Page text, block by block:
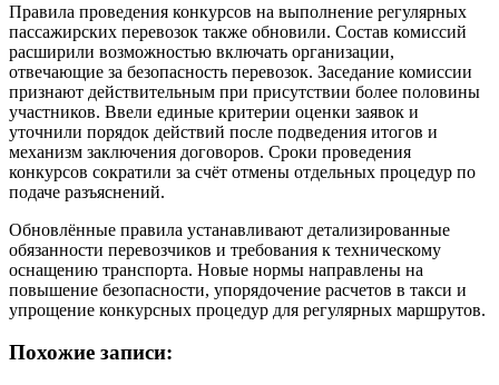
Правила проведения конкурсов на выполнение регулярных
пассажирских перевозок также обновили. Состав комиссий
расширили возможностью включать организации,
отвечающие за безопасность перевозок. Заседание комиссии
признают действительным при присутствии более половины
участников. Ввели единые критерии оценки заявок и
уточнили порядок действий после подведения итогов и
механизм заключения договоров. Сроки проведения
конкурсов сократили за счёт отмены отдельных процедур по
подаче разъяснений.
Обновлённые правила устанавливают детализированные
обязанности перевозчиков и требования к техническому
оснащению транспорта. Новые нормы направлены на
повышение безопасности, упорядочение расчетов в такси и
упрощение конкурсных процедур для регулярных маршрутов.
Похожие записи: